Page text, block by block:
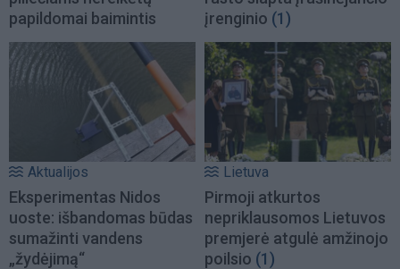
papildomai baimintis
įrenginio (1)
Aktualijos
Eksperimentas Nidos
uoste: išbandomas būdas
sumažinti vandens
„žydėjimą“
Lietuva
Pirmoji atkurtos
nepriklausomos Lietuvos
premjerė atgulė amžinojo
poilsio (1)